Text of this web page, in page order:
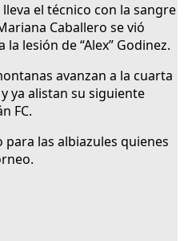
el técnico con la sangre
Caballero se vió
lesión de “Alex” Godinez.
avanzan a la cuarta
ya alistan su siguiente
FC.
las albiazules quienes